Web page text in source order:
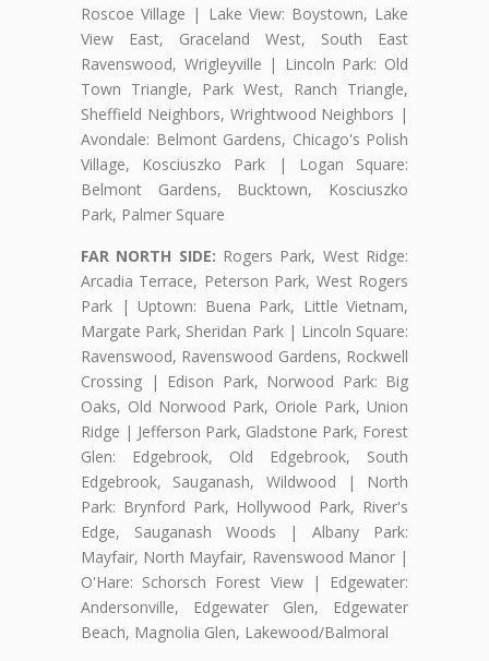
Roscoe Village | Lake View: Boystown, Lake
View East, Graceland West, South East
Ravenswood, Wrigleyville | Lincoln Park: Old
Town Triangle, Park West, Ranch Triangle,
Sheffield Neighbors, Wrightwood Neighbors |
Avondale: Belmont Gardens, Chicago's Polish
Village, Kosciuszko Park | Logan Square:
Belmont Gardens, Bucktown, Kosciuszko
Park, Palmer Square
FAR NORTH SIDE: Rogers Park, West Ridge:
Arcadia Terrace, Peterson Park, West Rogers
Park | Uptown: Buena Park, Little Vietnam,
Margate Park, Sheridan Park | Lincoln Square:
Ravenswood, Ravenswood Gardens, Rockwell
Crossing | Edison Park, Norwood Park: Big
Oaks, Old Norwood Park, Oriole Park, Union
Ridge | Jefferson Park, Gladstone Park, Forest
Glen: Edgebrook, Old Edgebrook, South
Edgebrook, Sauganash, Wildwood | North
Park: Brynford Park, Hollywood Park, River's
Edge, Sauganash Woods | Albany Park:
Mayfair, North Mayfair, Ravenswood Manor |
O'Hare: Schorsch Forest View | Edgewater:
Andersonville, Edgewater Glen, Edgewater
Beach, Magnolia Glen, Lakewood/Balmoral